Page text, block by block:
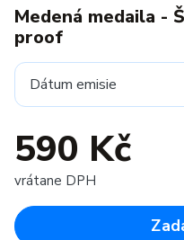
Medená medaila -
proof
Dátum emisie
590 Kč
vrátane DPH